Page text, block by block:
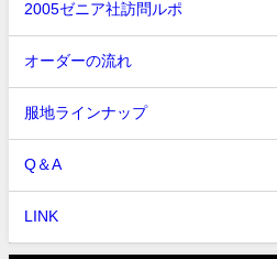
2005ゼニア社訪問ルポ
オーダーの流れ
服地ラインナップ
Q＆A
LINK